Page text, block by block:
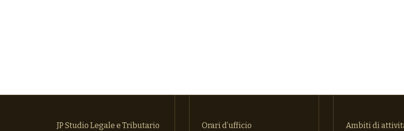
JP Studio Legale e Tributario
Orari d’ufficio Ambiti di